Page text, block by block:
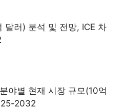
달러) 분석 및 전망, ICE 차
야별 현재 시장 규모(10억
2032